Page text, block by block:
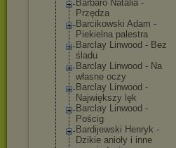
Barbaro Natalia -
Przędza
Barcikowski Adam -
Piekielna palestra
Barclay Linwood - Bez
śladu
Barclay Linwood - Na
własne oczy
Barclay Linwood -
Największy lęk
Barclay Linwood -
Pościg
Bardijewski Henryk -
Dzikie anioły i inne